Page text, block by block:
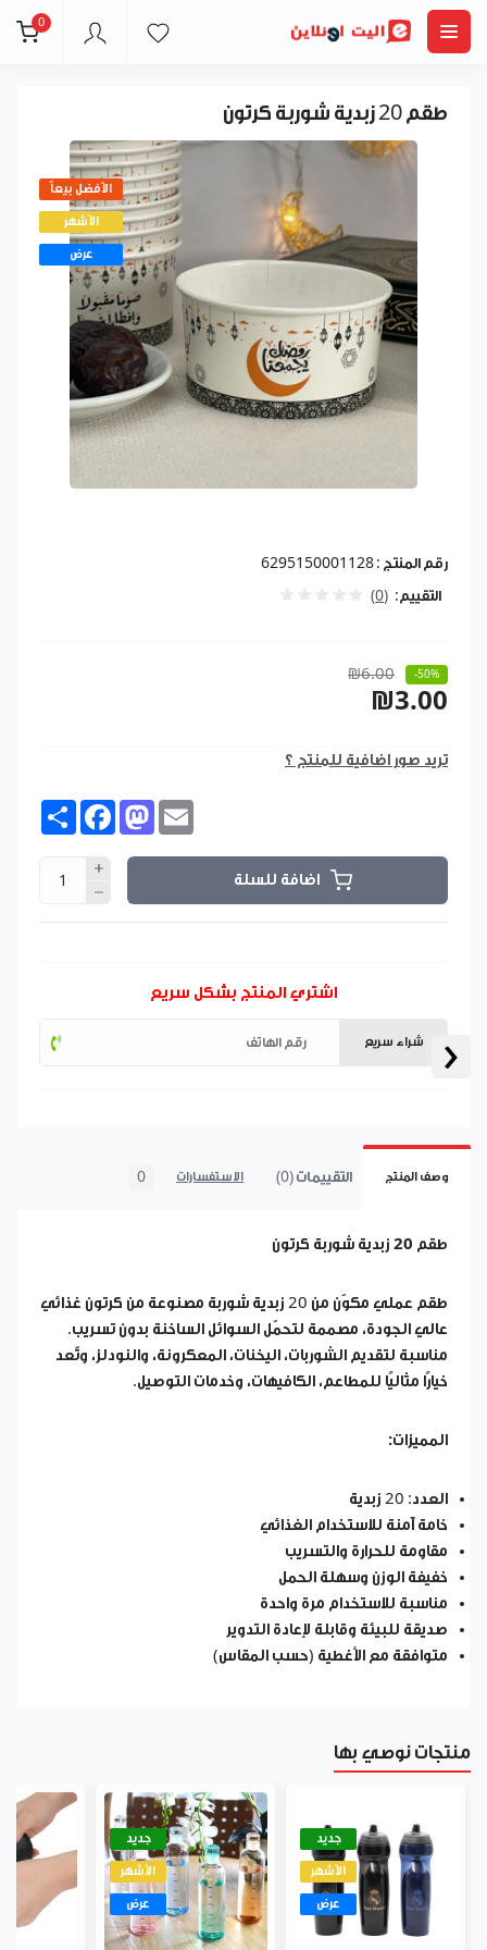
0
‹
طقم 20 زبدية شوربة كرتون
الأفضل بيعاً
الأشهر
عرض
رقم المنتج : 6295150001128
التقييم: (0)
₪6.00 -50%
₪3.00
تريد صور اضافية للمنتج ؟
Share FacebookMastodon
اضافة للسلة
اشتري المنتج بشكل سريع
شراء سريع
وصف المنتج التقييمات (0) الاستفسارات 0
طقم 20 زبدية شوربة كرتون
طقم عملي مكوّن من 20 زبدية شوربة مصنوعة من كرتون غذائي
عالي الجودة، مصممة لتحمّل السوائل الساخنة بدون تسريب.
مناسبة لتقديم الشوربات، اليخنات، المعكرونة، والنودلز، وتُعد
خيارًا مثاليًا للمطاعم، الكافيهات، وخدمات التوصيل.
المميزات:
العدد: 20 زبدية
خامة آمنة للاستخدام الغذائي
مقاومة للحرارة والتسريب
خفيفة الوزن وسهلة الحمل
مناسبة للاستخدام مرة واحدة
صديقة للبيئة وقابلة لإعادة التدوير
متوافقة مع الأغطية (حسب المقاس)
منتجات نوصي بها
جديد
الأشهر
عرض
جديد
الأشهر
عرض